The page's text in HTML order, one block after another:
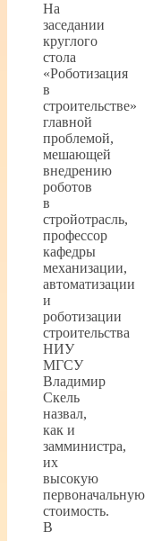
На
заседании
круглого
стола
«Роботизация
в
строительстве»
главной
проблемой,
мешающей
внедрению
роботов
в
стройотрасль,
профессор
кафедры
механизации,
автоматизации
и
роботизации
строительства
НИУ
МГСУ
Владимир
Скель
назвал,
как и
замминистра,
их
высокую
первоначальную
стоимость.
В